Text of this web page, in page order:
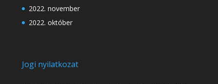
2022. november
2022. október
Jogi nyilatkozat